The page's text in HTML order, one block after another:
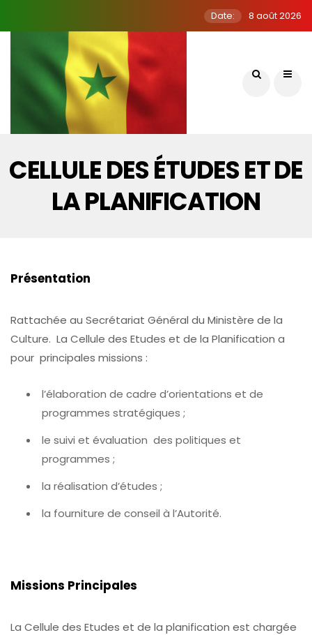
Date: 8 août 2026
CELLULE DES ÉTUDES ET DE
LA PLANIFICATION
Présentation
Rattachée au Secrétariat Général du Ministère de la
Culture. La Cellule des Etudes et de la Planification a
pour principales missions :
l’élaboration de cadre d’orientations et de
programmes stratégiques ;
le suivi et évaluation des politiques et
programmes ;
la réalisation d’études ;
la fourniture de conseil à l’Autorité.
Missions Principales
La Cellule des Etudes et de la planification est chargée